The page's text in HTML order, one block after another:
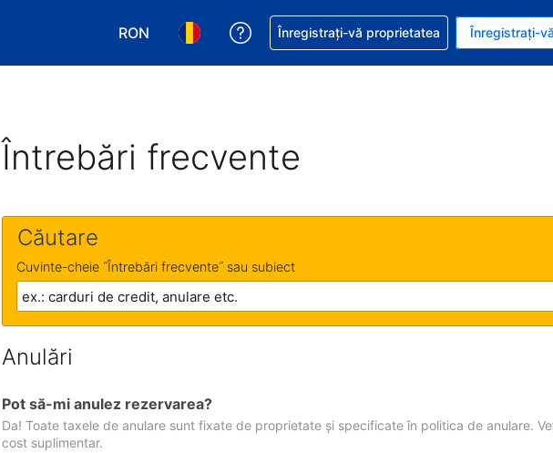
RON
Alegeţi moneda. Moneda actuală este Leu nou românesc
Alegeți limba. Limba actuală este Română
Primiți asistență cu privire la rezervarea dvs.
Înregistrați-vă proprietatea Înregistrați-vă
Întrebări frecvente
Căutare
Cuvinte-cheie ˝Întrebări frecvente˝ sau subiect
Anulări
Pot să-mi anulez rezervarea?
Da! Toate taxele de anulare sunt fixate de proprietate și specificate în politica de anulare.
cost suplimentar.